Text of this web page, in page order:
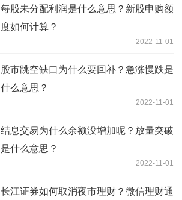
每股未分配利润是什么意思？新股申购额
度如何计算？
2022-11-01
股市跳空缺口为什么要回补？急涨慢跌是
什么意思？
2022-11-01
结息交易为什么余额没增加呢？放量突破
是什么意思？
2022-11-01
长江证券如何取消夜市理财？微信理财通